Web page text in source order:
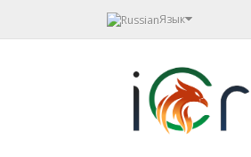
Язык